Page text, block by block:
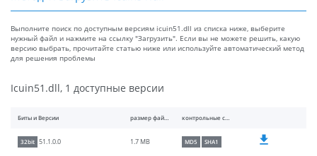
Выполните поиск по доступным версиям icuin51.dll из списка ниже, выберите
нужный файл и нажмите на ссылку "Загрузить". Если вы не можете решить, какую
версию выбрать, прочитайте статью ниже или используйте автоматический метод
для решения проблемы
Icuin51.dll, 1 доступные версии
Биты и Версии размер файлы контрольные суммы
32bit 51.1.0.0 1.7 MB MD5 SHA1